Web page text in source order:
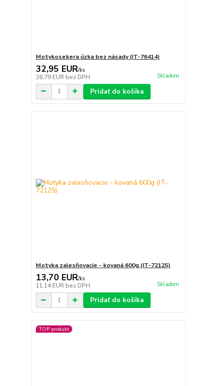
Motykosekera úzka bez násady (IT-76414)
32,95 EUR/ks
26,79 EUR bez DPH Skladom
Pridať do košíka
Motyka zalesňovacie - kovaná 600g (IT-72125)
13,70 EUR/ks
11,14 EUR bez DPH Skladom
Pridať do košíka
TOP produkt